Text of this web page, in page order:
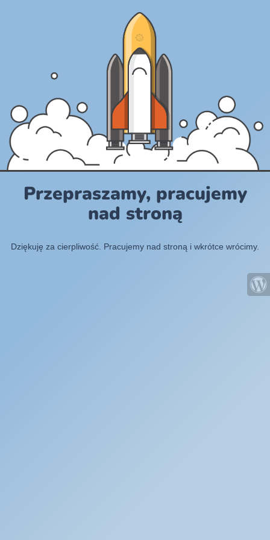
Przepraszamy, pracujemy
nad stroną
Dziękuję za cierpliwość. Pracujemy nad stroną i wkrótce wrócimy.